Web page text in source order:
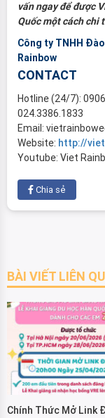
vấn ngay để được
Quốc một cách chi
Công ty TNHH
Rainbow
CONTACT
Hotline (24/7):
024.3386.1833
Email:
Website: http://
Youtube: Viet
Chia sẻ
BÀI VIẾT LIÊN
Chính Thức Mở Link